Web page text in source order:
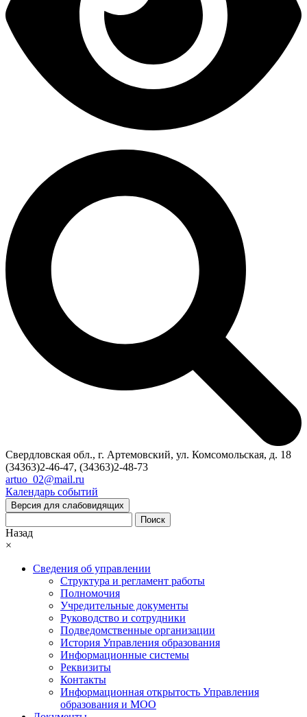
Свердловская обл., г. Артемовский, ул. Комсомольская, д. 18
(34363)2-46-47, (34363)2-48-73
artuo_02@mail.ru
Календарь событий
Версия для слабовидящих
Поиск
Назад
×
Сведения об управлении
Структура и регламент работы
Полномочия
Учредительные документы
Руководство и сотрудники
Подведомственные организации
История Управления образования
Информационные системы
Реквизиты
Контакты
Информационная открытость Управления
образования и МОО